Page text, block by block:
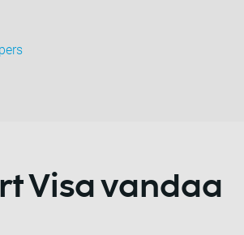
Visa vandaa